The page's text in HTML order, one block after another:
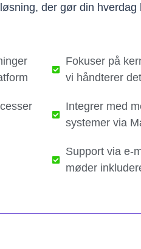
der gør din
Fokuser på
vi håndterer
Integrer med
systemer via
Support via e-
møder